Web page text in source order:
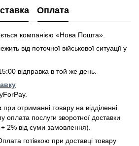
Оплата
компанією «Нова Пошта».
від поточної військової ситуації у
відправка в той же день.
при отриманні товару на відділенні
послуги зворотної доставки
2% від суми замовлення).
готівкою при доставці товару